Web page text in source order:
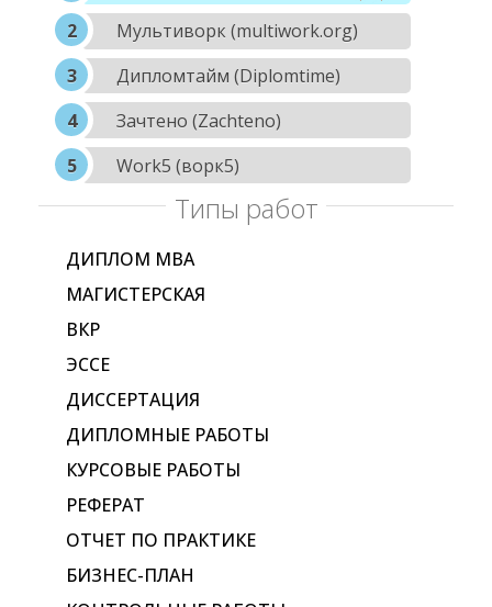
Мультиворк (multiwork.org)
Дипломтайм (Diplomtime)
Зачтено (Zachteno)
Work5 (ворк5)
Типы работ
ДИПЛОМ МВА
МАГИСТЕРСКАЯ
ВКР
ЭССЕ
ДИССЕРТАЦИЯ
ДИПЛОМНЫЕ РАБОТЫ
КУРСОВЫЕ РАБОТЫ
РЕФЕРАТ
ОТЧЕТ ПО ПРАКТИКЕ
БИЗНЕС-ПЛАН